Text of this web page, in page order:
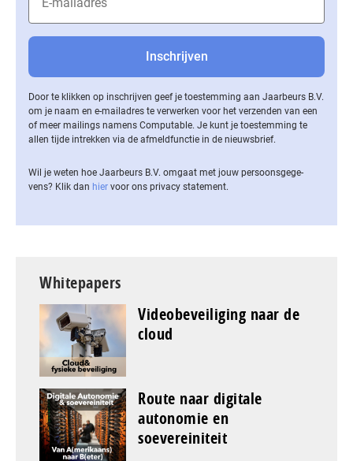
Door te klikken op inschrijven geef je toestemming aan Jaarbeurs B.V.
om je naam en e-mailadres te verwerken voor het verzenden van een
of meer mailings namens Computable. Je kunt je toestemming te
allen tijde intrekken via de af­meld­func­tie in de nieuwsbrief.
Wil je weten hoe Jaarbeurs B.V. omgaat met jouw per­soons­ge­ge­
vens? Klik dan hier voor ons privacy statement.
Whitepapers
Videobeveiliging naar de
cloud
Route naar digitale
autonomie en
soevereiniteit